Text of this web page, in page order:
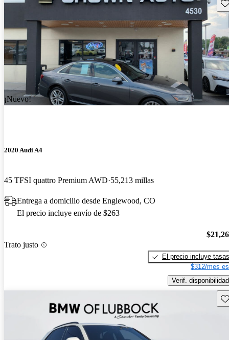
¡Nuevo!
2020 Audi A4
45 TFSI quattro Premium AWD 55,213 millas
Entrega a domicilio desde Englewood, CO
El precio incluye envío de $263
Trato justo
El precio incluye tasas
$312/mes
Verif. disponibilidad